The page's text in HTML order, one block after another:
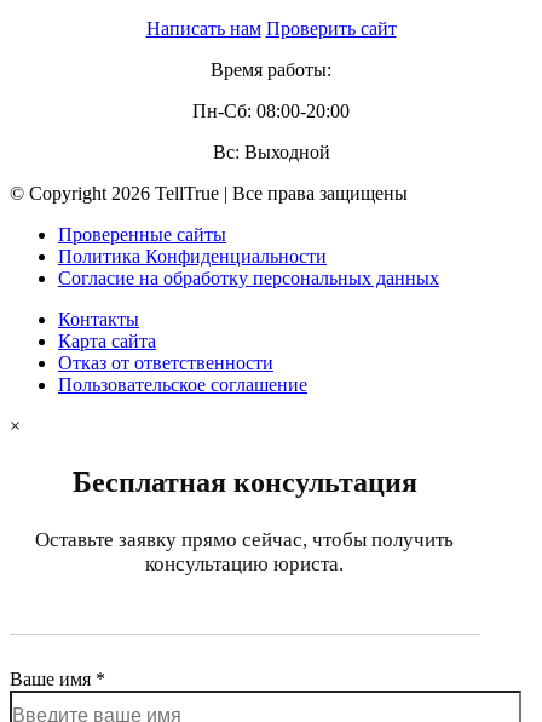
Написать нам Проверить сайт
Время работы:
Пн-Сб: 08:00-20:00
Вс: Выходной
© Copyright 2026 TellTrue | Все права защищены
Проверенные сайты
Политика Конфиденциальности
Согласие на обработку персональных данных
Контакты
Карта сайта
Отказ от ответственности
Пользовательское соглашение
×
Бесплатная консультация
Оставьте заявку прямо сейчас, чтобы получить
консультацию юриста.
Ваше имя *